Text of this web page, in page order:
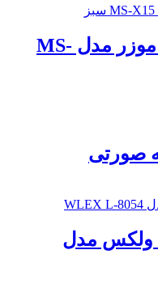
سشوار سالنی 8000 وات موزر مدل MS-
ولکس مدل